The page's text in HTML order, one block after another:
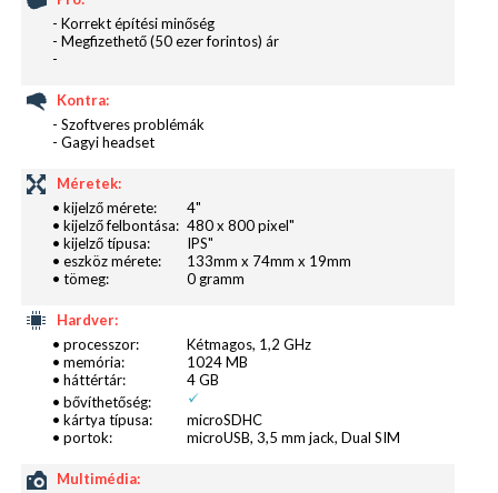
- Korrekt építési minőség
- Megfizethető (50 ezer forintos) ár
-
Kontra:
- Szoftveres problémák
- Gagyi headset
Méretek:
• kijelző mérete:
4"
• kijelző felbontása: 480 x 800 pixel"
• kijelző típusa:
IPS"
• eszköz mérete:
133mm x 74mm x 19mm
• tömeg:
0 gramm
Hardver:
• processzor:
Kétmagos, 1,2 GHz
• memória:
1024 MB
• háttértár:
4 GB
• bővíthetőség:
• kártya típusa:
microSDHC
• portok:
microUSB, 3,5 mm jack, Dual SIM
Multimédia: